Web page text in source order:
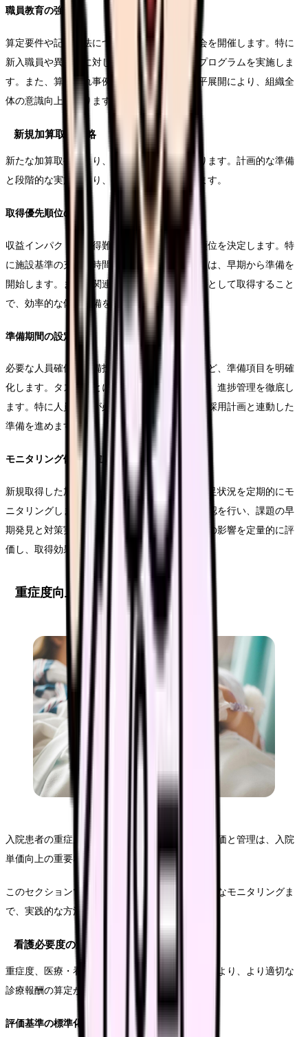
職員教育の強化
算定要件や記録方法について、定期的な研修会を開催します。特に
新入職員や異動者に対しては、重点的な教育プログラムを実施しま
す。また、算定漏れ事例の共有や好事例の水平展開により、組織全
体の意識向上を図ります。
新規加算取得戦略
新たな加算取得により、入院単価の向上を図ります。計画的な準備
と段階的な実施により、確実な取得を目指します。
取得優先順位の決定
収益インパクトと取得難易度を考慮し、優先順位を決定します。特
に施設基準の充足に時間を要する加算については、早期から準備を
開始します。また、関連する加算をパッケージとして取得すること
で、効率的な体制整備を図ります。
準備期間の設定
必要な人員確保や設備投資、マニュアル整備など、準備項目を明確
化します。タスクごとに責任者と期限を設定し、進捗管理を徹底し
ます。特に人員確保が必要な加算については、採用計画と連動した
準備を進めます。
モニタリング体制の確立
新規取得した加算について、算定状況と要件充足状況を定期的にモ
ニタリングします。特に取得初期は週次での確認を行い、課題の早
期発見と対策実施を徹底します。また、収益への影響を定量的に評
価し、取得効果を検証します。
重症度向上のための具体策
入院患者の重症度、医療・看護必要度の適切な評価と管理は、入院
単価向上の重要な要素となります。
このセクションでは、評価の精度向上から継続的なモニタリングま
で、実践的な方法をご紹介します。
看護必要度の適切な評価
重症度、医療・看護必要度の正確な評価と記録により、より適切な
診療報酬の算定が可能となります。
評価基準の標準化